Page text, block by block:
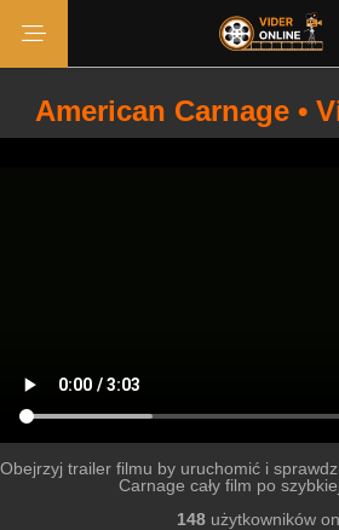
American Carnage •
Obejrzyj trailer filmu by uruchomić i
Carnage cały film po
148użytkowników